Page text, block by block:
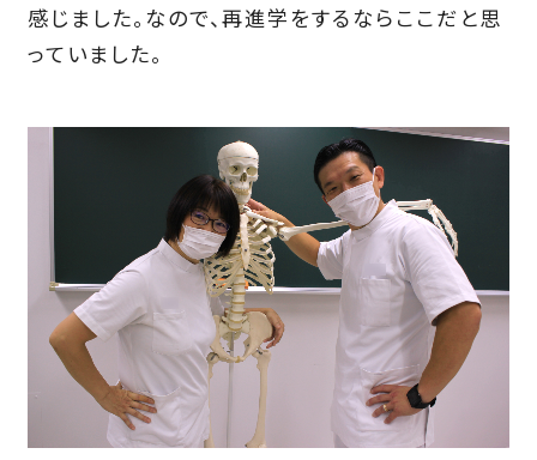
感じました。なので、再進学をするならここだと思
っていました。